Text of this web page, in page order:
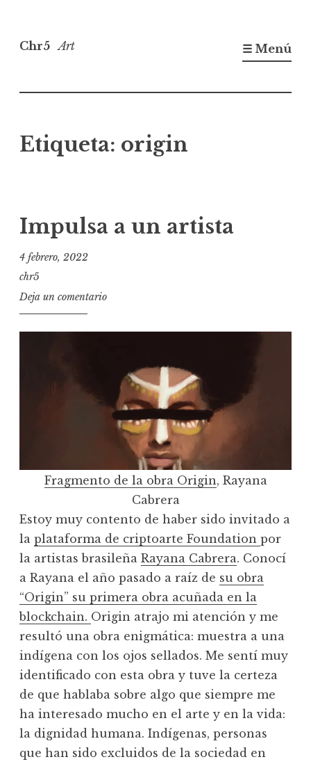
al
Chr5 Art ☰ Menú
Etiqueta: origin
Impulsa a un artista
4 febrero, 2022
chr5
Deja un comentario
Fragmento de la obra Origin, Rayana
Cabrera
Estoy muy contento de haber sido invitado a
la plataforma de criptoarte Foundation por
la artistas brasileña Rayana Cabrera. Conocí
a Rayana el año pasado a raíz de su obra
“Origin” su primera obra acuñada en la
blockchain. Origin atrajo mi atención y me
resultó una obra enigmática: muestra a una
indígena con los ojos sellados. Me sentí muy
identificado con esta obra y tuve la certeza
de que hablaba sobre algo que siempre me
ha interesado mucho en el arte y en la vida:
la dignidad humana. Indígenas, personas
que han sido excluidos de la sociedad en